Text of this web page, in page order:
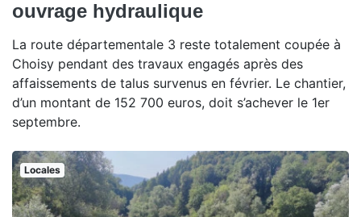
ouvrage hydraulique
La route départementale 3 reste totalement coupée à
Choisy pendant des travaux engagés après des
affaissements de talus survenus en février. Le chantier,
d’un montant de 152 700 euros, doit s’achever le 1er
septembre.
Locales